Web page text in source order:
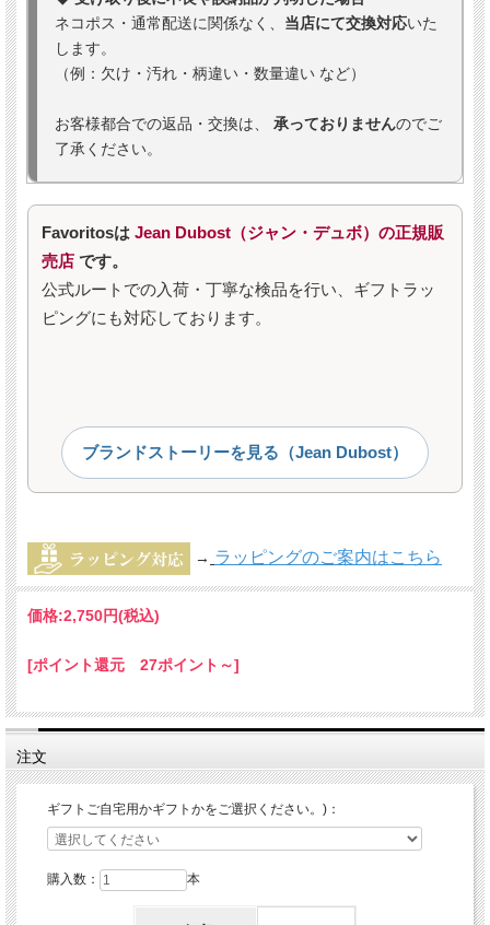
ネコポス・通常配送に関係なく、 当店にて交換対応いた
します。
（例：欠け・汚れ・柄違い・数量違い など）
お客様都合での返品・交換は、 承っておりませんのでご
了承ください。
Favoritosは Jean Dubost（ジャン・デュボ）の正規販
売店 です。
公式ルートでの入荷・丁寧な検品を行い、ギフトラッ
ピングにも対応しております。
ブランドストーリーを見る（Jean Dubost）
→ ラッピングのご案内はこちら
価格:2,750円(税込)
[ポイント還元 27ポイント～]
注文
ギフトご自宅用かギフトかをご選択ください。)：
購入数： 本